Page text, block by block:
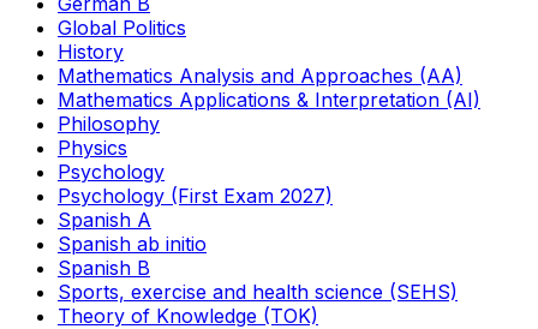
Global Politics
History
Mathematics Analysis and Approaches (AA)
Mathematics Applications & Interpretation (AI)
Philosophy
Physics
Psychology
Psychology (First Exam 2027)
Spanish A
Spanish ab initio
Spanish B
Sports, exercise and health science (SEHS)
Theory of Knowledge (TOK)